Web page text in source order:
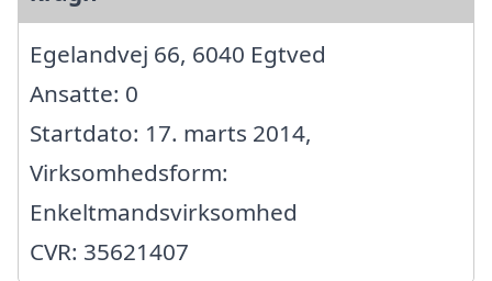
Egelandvej 66, 6040 Egtved
Ansatte: 0
Startdato: 17. marts 2014,
Virksomhedsform:
Enkeltmandsvirksomhed
CVR: 35621407